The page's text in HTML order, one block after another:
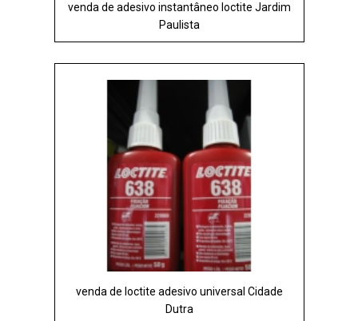
venda de adesivo instantâneo loctite Jardim
Paulista
venda de loctite adesivo universal Cidade
Dutra